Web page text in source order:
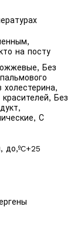
на посту
Без
Без
С
до,ºC+25